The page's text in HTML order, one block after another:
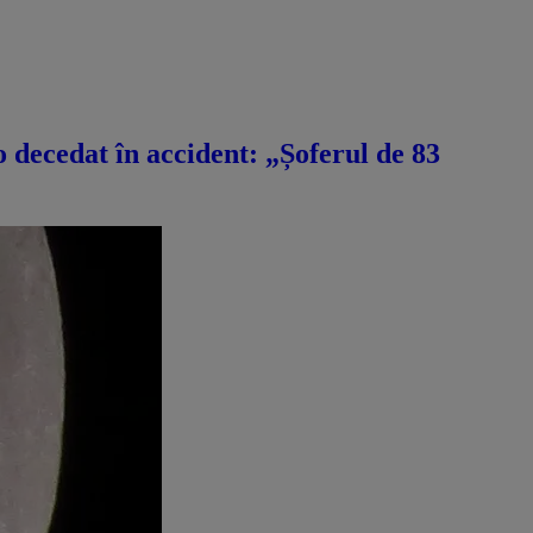
în accident: „Șoferul de 83